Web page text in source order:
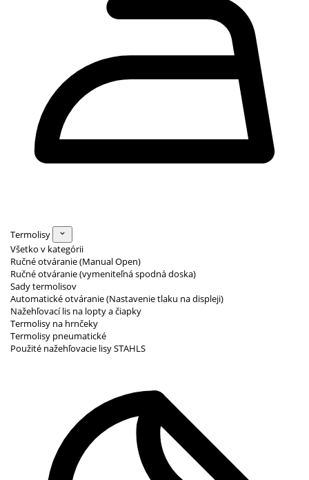
Termolisy
Všetko v kategórii
Ručné otváranie (Manual Open)
Ručné otváranie (vymeniteľná spodná doska)
Sady termolisov
Automatické otváranie (Nastavenie tlaku na displeji)
Nažehľovací lis na lopty a čiapky
Termolisy na hrnčeky
Termolisy pneumatické
Použité nažehľovacie lisy STAHLS